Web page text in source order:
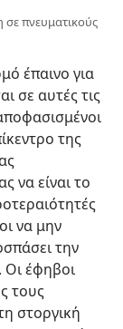
πνευματικούς
έπαινο για
σε αυτές τις
της
να είναι το
να μην
την
έφηβοι
τους
στοργική